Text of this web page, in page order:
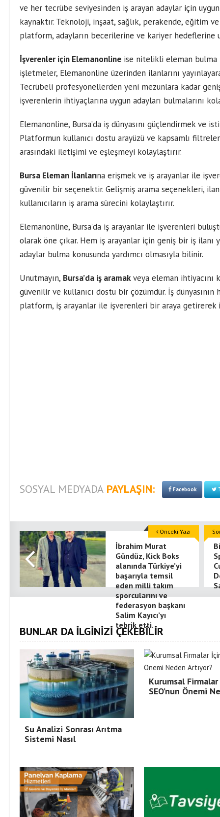
ve her tecrübe seviyesinden iş arayan adaylar için
kaynaktır. Teknoloji, inşaat, sağlık, perakende, eğitim
platform, adayların becerilerine ve kariyer hedeflerine
İşverenler için Elemanonline ise nitelikli eleman bulma
işletmeler, Elemanonline üzerinden ilanlarını
Tecrübeli profesyonellerden yeni mezunlara kadar
işverenlerin ihtiyaçlarına uygun adayları bulmalarını
Elemanonline, Bursa’da iş dünyasını güçlendirmek ve
Platformun kullanıcı dostu arayüzü ve kapsamlı
arasındaki iletişimi ve eşleşmeyi kolaylaştırır.
Bursa Eleman İlanlarına erişmek ve iş arayanlar ile
güvenilir bir seçenektir. Gelişmiş arama seçenekleri,
kullanıcıların iş arama sürecini kolaylaştırır.
Elemanonline, Bursa’da iş arayanlar ile işverenleri
olarak öne çıkar. Hem iş arayanlar için geniş bir iş
adaylar bulma konusunda yardımcı olmasıyla bilinir.
Unutmayın, Bursa’da iş aramakveya eleman ihtiyacını
güvenilir ve kullanıcı dostu bir çözümdür. İş
platform, iş arayanlar ile işverenleri bir araya getirerek
SOSYAL MEDYADA PAYLAŞIN: Facebook
İbrahim Murat
Gündüz, Kick Boks
alanında Türkiye’yi
başarıyla temsil
eden milli takım
sporcularını ve
federasyon başkanı
Salim Kayıcı’yı
tebrik etti.
Önceki Yazı
BUNLAR DA İLGİNİZİ ÇEKEBİLİR
Su Analizi Sonrası Arıtma
Sistemi Nasıl
Kurumsal
SEO’nun Önemi